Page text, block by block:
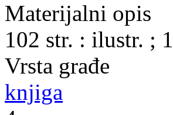
Materijalni opis
102 str. : ilustr. ;
Vrsta građe
knjiga